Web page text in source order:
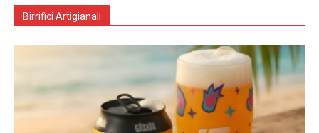
Birrifici Artigianali